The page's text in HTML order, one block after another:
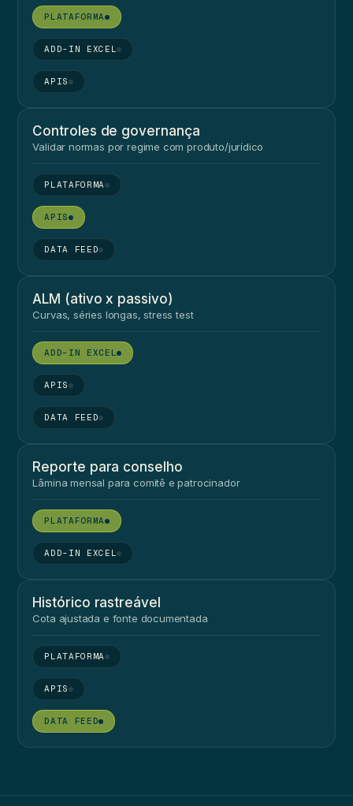
●
●
●
Controles de governança
Validar normas por regime com produto/jurídico
●
●
●
ALM (ativo x passivo)
Curvas, séries longas, stress test
●
●
●
Reporte para conselho
Lâmina mensal para comitê e patrocinador
●
●
Histórico rastreável
Cota ajustada e fonte documentada
●
●
●